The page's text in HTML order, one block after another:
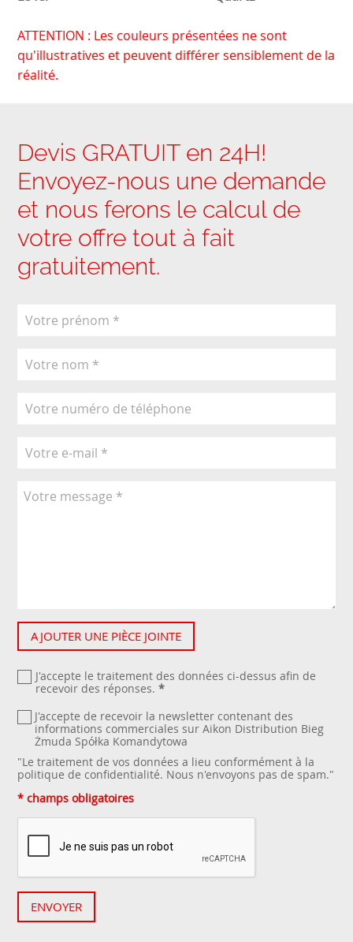
ATTENTION : Les couleurs présentées ne sont
qu'illustratives et peuvent différer sensiblement de la
réalité.
Devis GRATUIT en 24H!
Envoyez-nous une demande
et nous ferons le calcul de
votre offre tout à fait
gratuitement.
AJOUTER UNE PIÈCE JOINTE
J'accepte le traitement des données ci-dessus afin de
recevoir des réponses. *
J'accepte de recevoir la newsletter contenant des
informations commerciales sur Aikon Distribution Bieg
Żmuda Spółka Komandytowa
"Le traitement de vos données a lieu conformément à la
politique de confidentialité. Nous n'envoyons pas de spam."
* champs obligatoires
ENVOYER